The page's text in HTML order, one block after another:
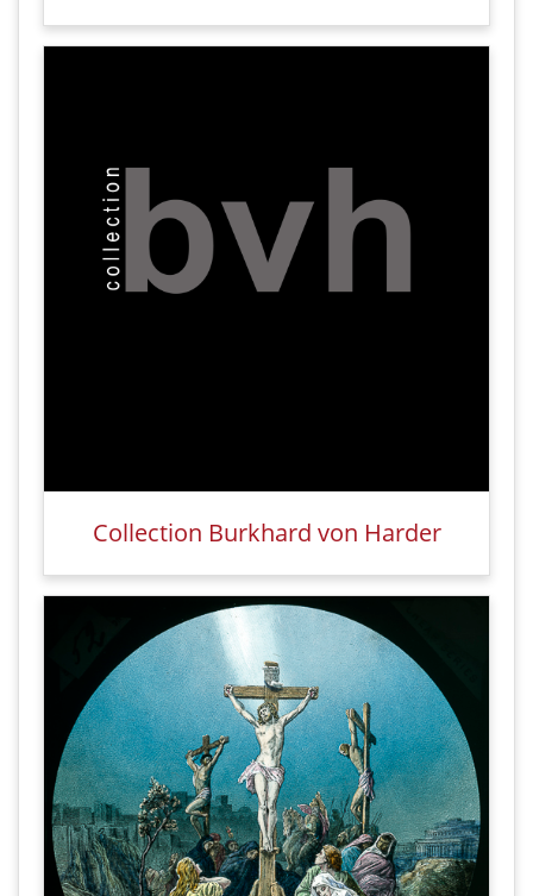
Collection Burkhard von Harder